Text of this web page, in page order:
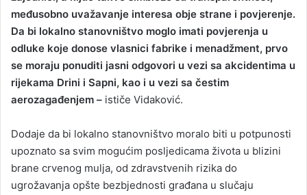
međusobno uvažavanje interesa obje strane i povjerenje.
Da bi lokalno stanovništvo moglo imati povjerenja u
odluke koje donose vlasnici fabrike i menadžment, prvo
se moraju ponuditi jasni odgovori u vezi sa akcidentima u
rijekama Drini i Sapni, kao i u vezi sa čestim
aerozagađenjem – ističe Vidaković.
Dodaje da bi lokalno stanovništvo moralo biti u potpunosti
upoznato sa svim mogućim posljedicama života u blizini
brane crvenog mulja, od zdravstvenih rizika do
ugrožavanja opšte bezbjednosti građana u slučaju